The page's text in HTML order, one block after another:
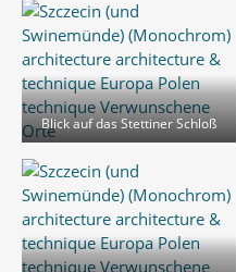
Blick auf das Stettiner Schloß